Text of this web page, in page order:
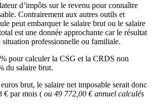
d’impôts sur le revenu pour connaître
Contrairement aux autres outils et
peut embarquer le salaire brut ou le salaire
est une donnée approchante car le résultat
professionnelle ou familiale.
pour calculer la CSG et la CRDS non
du salaire brut.
brut, le salaire net imposable serait donc
€ par mois ( ou 49 772,00 € annuel calculés